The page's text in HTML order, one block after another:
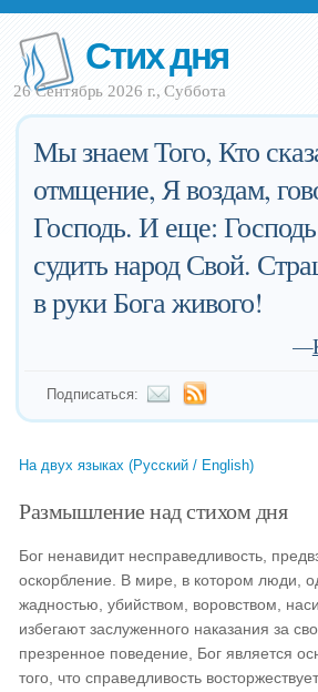
Стих дня
26 Сентябрь 2026 г., Суббота
Мы знаем Того, Кто
отмщение, Я воздам,
Господь. И еще: Господь
судить народ Свой.
в руки Бога живого!
—
Подписаться:
На двух языках (Русский / English)
Размышление над стихом дня
Бог ненавидит несправедливость,
оскорбление. В мире, в котором люди,
жадностью, убийством, воровством,
избегают заслуженного наказания за
презренное поведение, Бог является
того, что справедливость